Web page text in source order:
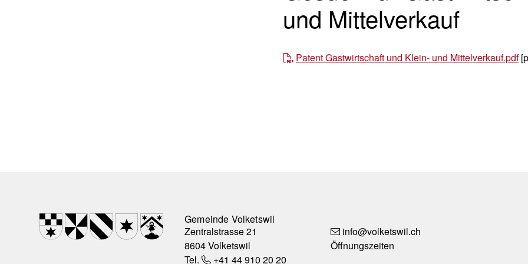
und Mittelverkauf
Patent Gastwirtschaft und Klein- und Mittelverkauf.pdf
Footer
Wappen
Gemeinde Volketswil
Zentralstrasse 21
8604 Volketswil
Tel.
+41 44 910 20 20
info@volketswil.ch
Öffnungszeiten